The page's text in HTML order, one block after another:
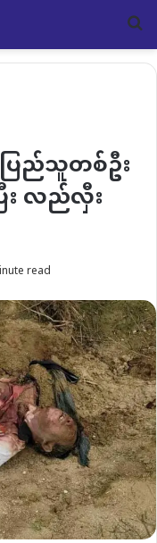
ြည်သူတစ်ဦး
း လည်လှီး
read